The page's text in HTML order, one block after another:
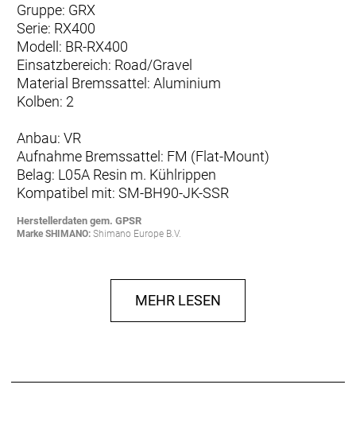
Gruppe: GRX
Serie: RX400
Modell: BR-RX400
Einsatzbereich: Road/Gravel
Material Bremssattel: Aluminium
Kolben: 2
Anbau: VR
Aufnahme Bremssattel: FM (Flat-Mount)
Belag: L05A Resin m. Kühlrippen
Kompatibel mit: SM-BH90-JK-SSR
Herstellerdaten gem. GPSR
Marke SHIMANO: Shimano Europe B.V.
info@shimano-eu.com
MEHR LESEN